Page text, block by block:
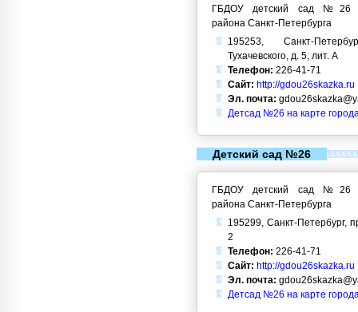
ГБДОУ детский сад №26
района Санкт-Петербурга
195253, Санкт-
Тухачевского, д. 5, лит. А
Телефон: 226-41-71
Сайт: http://gdou26skazka.ru
Эл. почта:
Детсад №26 на карте
Детский сад №26
ГБДОУ детский сад №26
района Санкт-Петербурга
195299, Санкт-Петербург,
2
Телефон: 226-41-71
Сайт: http://gdou26skazka.ru
Эл. почта:
Детсад №26 на карте